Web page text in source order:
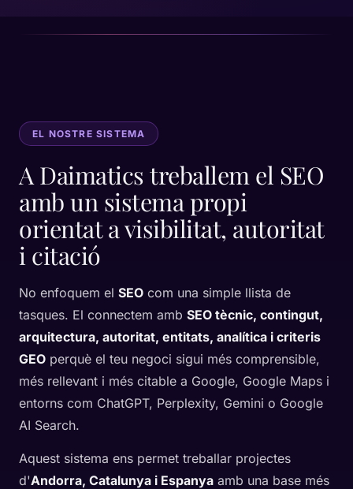
EL NOSTRE SISTEMA
A Daimatics treballem el SEO
amb un sistema propi
orientat a visibilitat, autoritat
i citació
No enfoquem el SEO com una simple llista de
tasques. El connectem amb SEO tècnic, contingut,
arquitectura, autoritat, entitats, analítica i criteris
GEO perquè el teu negoci sigui més comprensible,
més rellevant i més citable a Google, Google Maps i
entorns com ChatGPT, Perplexity, Gemini o Google
AI Search.
Aquest sistema ens permet treballar projectes
d'Andorra, Catalunya i Espanya amb una base més